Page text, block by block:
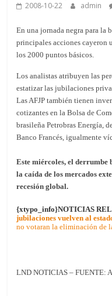
2008-10-22 admin
En una jornada negra para la
principales acciones cayeron
los 2000 puntos básicos.
Los analistas atribuyen las
estatizar las jubilaciones
Las AFJP también tienen
cotizantes en la Bolsa de
brasileña Petrobras Energía,
Banco Francés, igualmente
Este miércoles, el derrumbe
la caída de los mercados
recesión global.
{xtypo_info}NOTICIAS
jubilaciones vuelven al
no votaran la eliminación de
LND NOTICIAS – FUENTE: